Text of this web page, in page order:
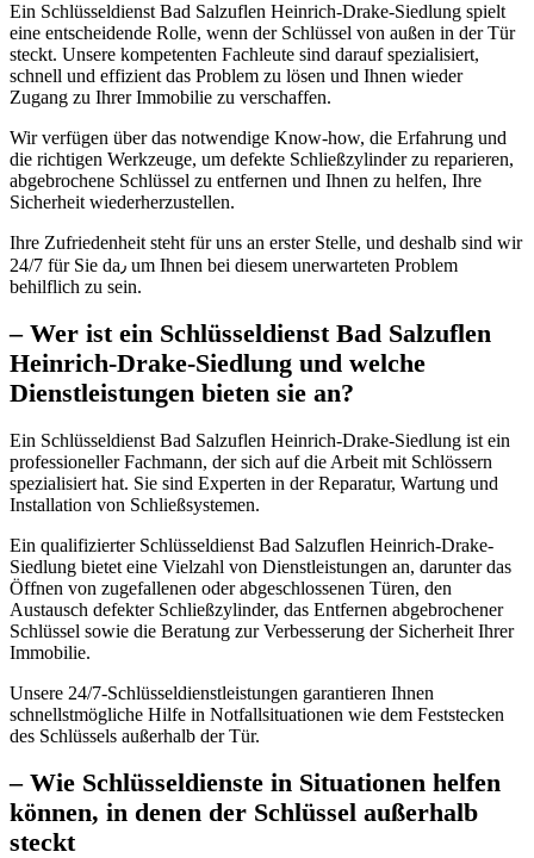
Ein Schlüsseldienst Bad Salzuflen Heinrich-Drake-Siedlung spielt
eine entscheidende Rolle, wenn der Schlüssel von außen in der Tür
steckt.​ Unsere kompetenten Fachleute sind darauf spezialisiert,
schnell und effizient das Problem zu lösen und Ihnen wieder
Zugang zu Ihrer Immobilie zu verschaffen.​
Wir verfügen über das notwendige Know-how, die Erfahrung und
die richtigen Werkzeuge, um defekte Schließzylinder zu reparieren,
abgebrochene Schlüssel zu entfernen und Ihnen zu helfen, Ihre
Sicherheit wiederherzustellen.
Ihre Zufriedenheit steht für uns an erster Stelle, und deshalb sind wir
24/7 für Sie da٫ um Ihnen bei diesem unerwarteten Problem
behilflich zu sein.​
– Wer ist ein Schlüsseldienst Bad Salzuflen
Heinrich-Drake-Siedlung und welche
Dienstleistungen bieten sie an?​
Ein Schlüsseldienst Bad Salzuflen Heinrich-Drake-Siedlung ist ein
professioneller Fachmann, der sich auf die Arbeit mit Schlössern
spezialisiert hat.​ Sie sind Experten in der Reparatur, Wartung und
Installation von Schließsystemen.
Ein qualifizierter Schlüsseldienst Bad Salzuflen Heinrich-Drake-
Siedlung bietet eine Vielzahl von Dienstleistungen an, darunter das
Öffnen von zugefallenen oder abgeschlossenen Türen, den
Austausch defekter Schließzylinder, das Entfernen abgebrochener
Schlüssel sowie die Beratung zur Verbesserung der Sicherheit Ihrer
Immobilie.​
Unsere 24/7-Schlüsseldienstleistungen garantieren Ihnen
schnellstmögliche Hilfe in Notfallsituationen wie dem Feststecken
des Schlüssels außerhalb der Tür.​
– Wie Schlüsseldienste in Situationen helfen
können, in denen der Schlüssel außerhalb
steckt